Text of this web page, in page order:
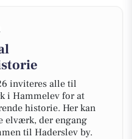
inviteres alle til
i Hammelev for at
historie. Her kan
elværk, der engang
til Haderslev by.